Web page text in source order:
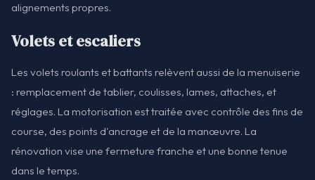
alignements propres.
Volets et escaliers
Les volets roulants et battants relèvent aussi de la menuiserie
: remplacement de tablier, coulisses, lames, attaches, et
réglages. La motorisation est traitée avec contrôle des fins de
course, des points d'ancrage et de la manœuvre. La
rénovation vise une fermeture franche et une bonne tenue
dans le temps.